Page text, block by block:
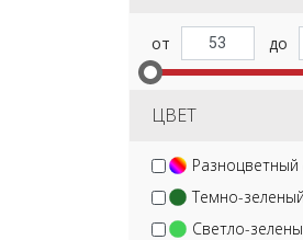
ЦВЕТ
Разноцветный
Темно-зеленый
Светло-